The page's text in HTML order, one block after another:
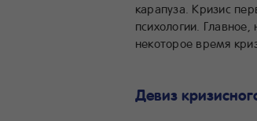
карапуза. Кризис
психологии.
некоторое время
Девиз